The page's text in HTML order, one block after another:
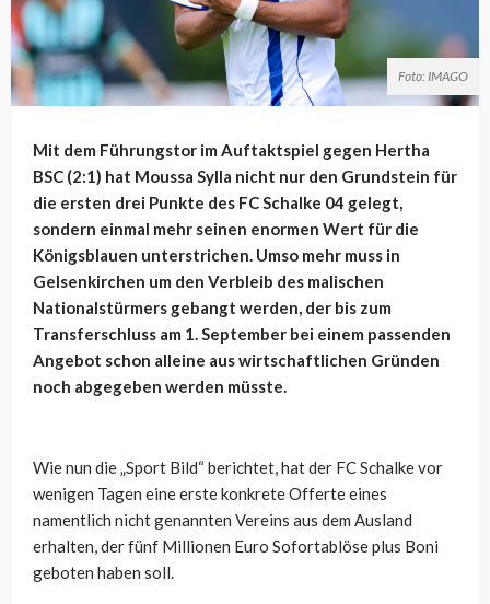
Foto: IMAGO
Mit dem Führungstor im Auftaktspiel gegen Hertha
BSC (2:1) hat Moussa Sylla nicht nur den Grundstein für
die ersten drei Punkte des FC Schalke 04 gelegt,
sondern einmal mehr seinen enormen Wert für die
Königsblauen unterstrichen. Umso mehr muss in
Gelsenkirchen um den Verbleib des malischen
Nationalstürmers gebangt werden, der bis zum
Transferschluss am 1. September bei einem passenden
Angebot schon alleine aus wirtschaftlichen Gründen
noch abgegeben werden müsste.
Wie nun die „Sport Bild“ berichtet, hat der FC Schalke vor
wenigen Tagen eine erste konkrete Offerte eines
namentlich nicht genannten Vereins aus dem Ausland
erhalten, der fünf Millionen Euro Sofortablöse plus Boni
geboten haben soll.